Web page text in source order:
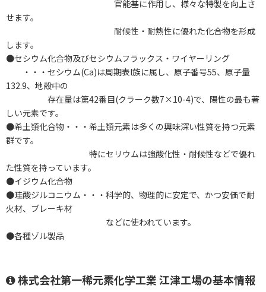
官能基に作用し、様々な特製を向上さ
せます。
耐候性・耐熱性に優れた化合物を形成
します。
●セシウム化合物及びセシウムフラックス・ワイヤーリング
・・・セシウム(Ca)は周期表I族に属し、原子番号55、原子量
132.9、地殻中の
存在量は第42番目(クラーク数7×10-4)で、陽性の最も著
しい元素です。
●希土類化合物・・・希土類元素は多くの興味深い性質を持つ元素
群です。
特にセリウムは強酸化性・耐候性などで優れ
た性質を持っています。
●イジウム化合物
●珪酸ジルコニウム・・・科学的、物理的に安定で、かつ安価で耐
火材、ブレーキ材
などに使われています。
●各種ゾル製品
株式会社第一稀元素化学工業 江津工場の基本情報